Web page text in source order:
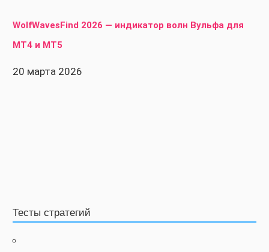
WolfWavesFind 2026 — индикатор волн Вульфа для
MT4 и MT5
20 марта 2026
Тесты стратегий